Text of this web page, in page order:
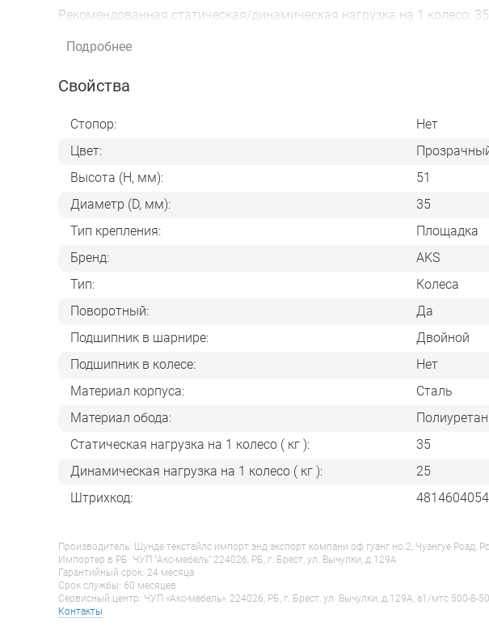
Рекомендованная статическая/динамическая нагрузка на 1 колесо:
*в связи с маленьким размером колеса в колесе d35 нет подшипника.
Подробнее
Свойства
Стопор:
Нет
Цвет:
Высота (H, мм):
51
Диаметр (D, мм):
35
Тип крепления:
Площадка
Бренд:
AKS
Тип:
Колеса
Поворотный:
Да
Подшипник в шарнире:
Двойной
Подшипник в колесе:
Нет
Материал корпуса:
Сталь
Материал обода:
Полиуретан
Статическая нагрузка на 1 колесо ( кг ):
35
Динамическая нагрузка на 1 колесо ( кг ):
25
Штрихкод:
Производитель: Шунде текстайлс импорт энд экспорт компани оф гуанг но.2, Чуангуе Роад,
Импортер в РБ: ЧУП "Акс-мебель" 224026, РБ, г. Брест, ул. Вычулки, д.129А
Гарантийный срок: 24 месяца
Срок службы: 60 месяцев
Сервисный центр: ЧУП «Акс-мебель», 224026, РБ, г. Брест, ул. Вычулки, д.129А, a1/мтс 500-8-
Контакты